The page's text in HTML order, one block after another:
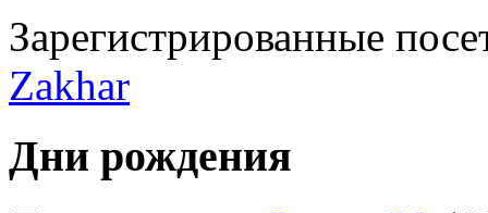
Зарегистрированные
Zakhar
Дни рождения